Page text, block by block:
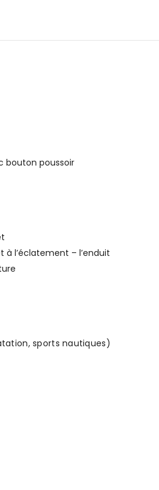
bouton poussoir
à l’éclatement – l’enduit
sports nautiques)